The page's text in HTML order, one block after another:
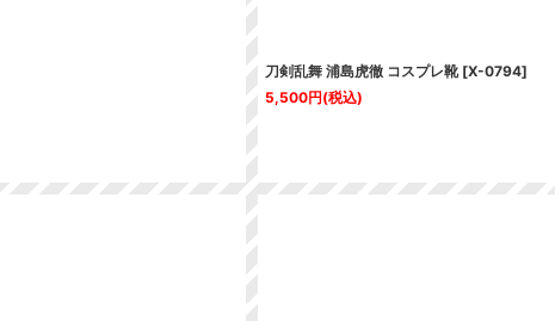
刀剣乱舞 浦島虎徹 コスプレ靴 [X-0794]
5,500円(税込)